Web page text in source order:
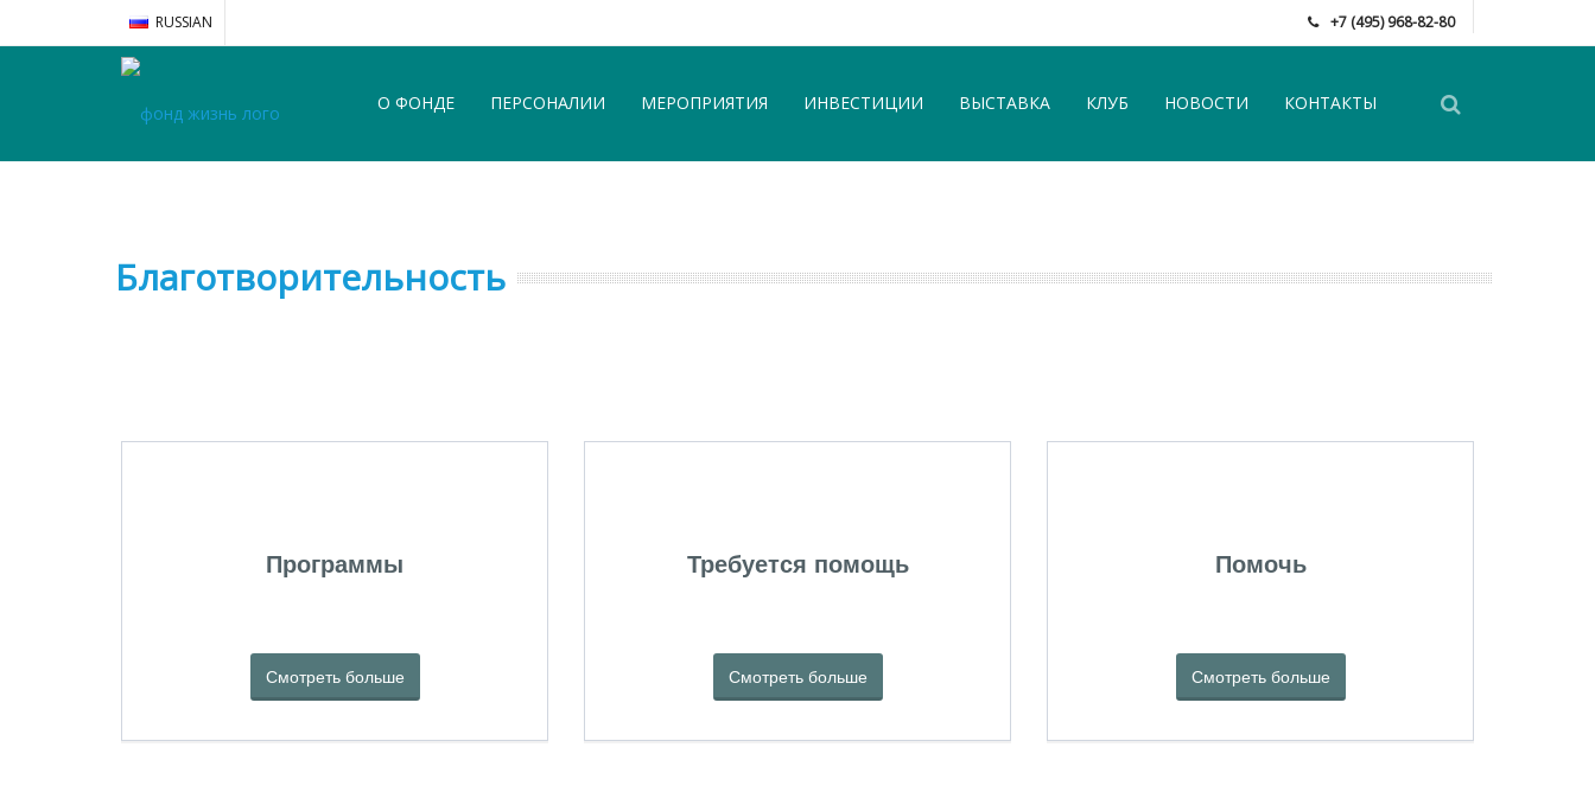
+7 (495) 968-82-80
RUSSIAN
О ФОНДЕ ПЕРСОНАЛИИ МЕРОПРИЯТИЯ ИНВЕСТИЦИИ ВЫСТАВКА КЛУБ НОВОСТИ КОНТАКТЫ
Благотворительность
Программы
Смотреть больше
Требуется помощь
Смотреть больше
Помочь
Смотреть больше